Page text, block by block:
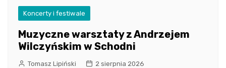
Koncerty i festiwale
Muzyczne warsztaty z Andrzejem
Wilczyńskim w Schodni
Tomasz Lipiński 2 sierpnia 2026